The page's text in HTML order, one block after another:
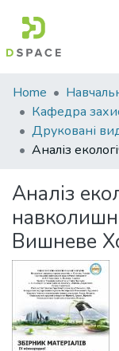
Communities
&
Collections
Statistics
Home
Кафедра
Аналіз
Вишневе